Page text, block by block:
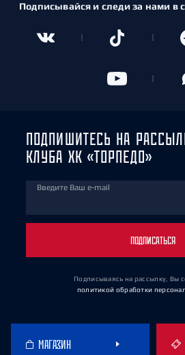
Подписывайся и следи за нами в
ПОДПИШИТЕСЬ НА
КЛУБА ХК «ТОРПЕДО»
Введите Ваш e-mail
ПОДПИСАТЬСЯ
Подписываясь на рассылку, Вы
политикой обработки
МАГАЗИН